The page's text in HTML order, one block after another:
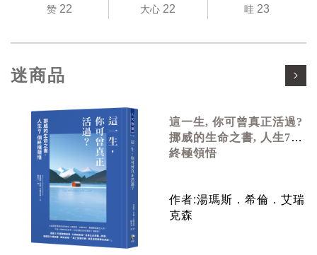
赞 22 大心 22 哇 23
迷商品
這一生, 你可曾真正活過?
挪威的生命之書, 人生7個
終極領悟
作者:湯瑪斯．希倫．艾瑞
克森